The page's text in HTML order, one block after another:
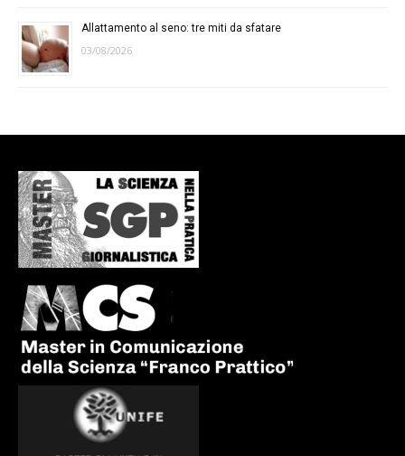
Allattamento al seno: tre miti da sfatare
03/08/2026